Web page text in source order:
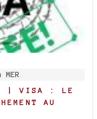
| VISA : LE
AU